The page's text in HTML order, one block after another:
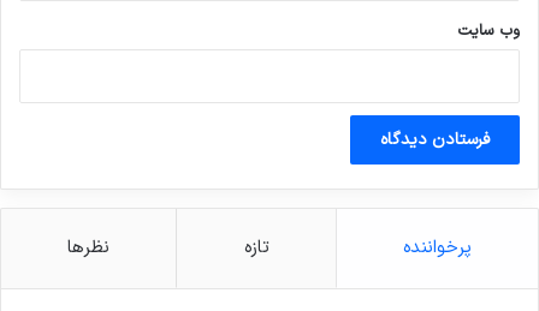
وب‌ سایت
پرخواننده تازه نظرها